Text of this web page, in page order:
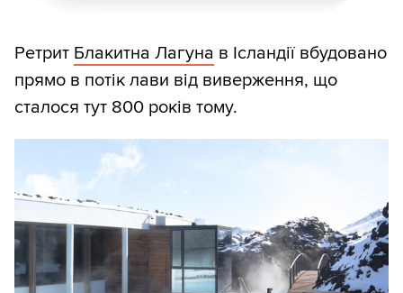
Ретрит Блакитна Лагуна в Ісландії вбудовано
прямо в потік лави від виверження, що
сталося тут 800 років тому.